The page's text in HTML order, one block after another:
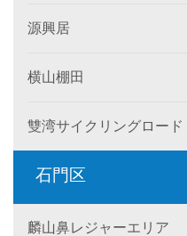
源興居
横山棚田
雙湾サイクリングロード
石門区
麟山鼻レジャーエリア